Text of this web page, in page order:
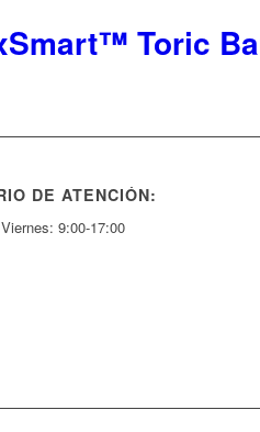
Toric
DE ATENCIÓN:
9:00-17:00